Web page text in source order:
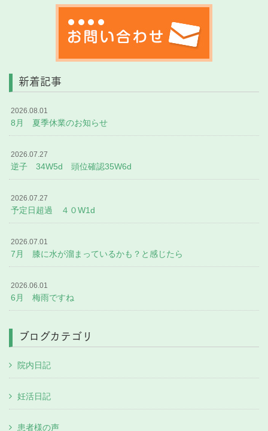
新着記事
2026.08.01
8月 夏季休業のお知らせ
2026.07.27
逆子 34W5d 頭位確認35W6d
2026.07.27
予定日超過 ４０W1d
2026.07.01
7月 膝に水が溜まっているかも？と感じたら
2026.06.01
6月 梅雨ですね
ブログカテゴリ
院内日記
妊活日記
患者様の声